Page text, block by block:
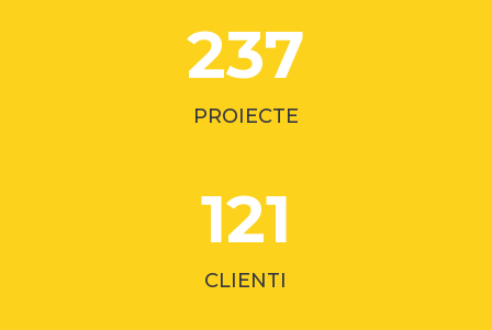
237
PROIECTE
121
CLIENTI